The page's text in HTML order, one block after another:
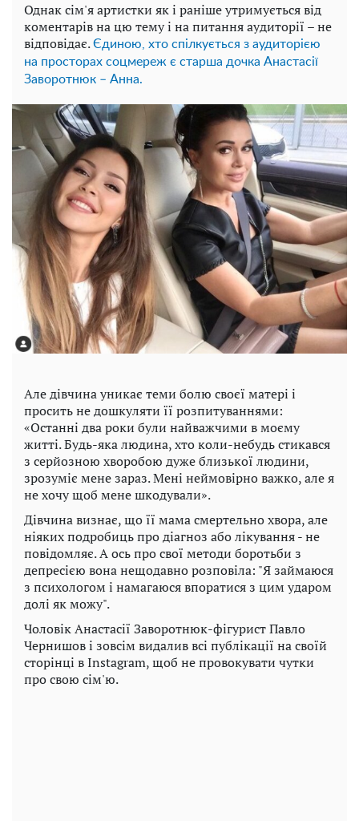
Однак сім'я артистки як і раніше утримується від
коментарів на цю тему і на питання аудиторії – не
відповідає.Єдиною, хто спілкується з аудиторією
на просторах соцмереж є старша дочка Анастасії
Заворотнюк – Анна.
Але дівчина уникає теми болю своєї матері і
просить не дошкуляти її розпитуваннями:
«Останні два роки були найважчими в моєму
житті. Будь-яка людина, хто коли-небудь стикався
з серйозною хворобою дуже близької людини,
зрозуміє мене зараз. Мені неймовірно важко, але я
не хочу щоб мене шкодували».
Дівчина визнає, що її мама смертельно хвора, але
ніяких подробиць про діагноз або лікування - не
повідомляє. А ось про свої методи боротьби з
депресією вона нещодавно розповіла: "Я займаюся
з психологом і намагаюся впоратися з цим ударом
долі як можу".
Чоловік Анастасії Заворотнюк-фігурист Павло
Чернишов і зовсім видалив всі публікації на своїй
сторінці в Instagram, щоб не провокувати чутки
про свою сім'ю.